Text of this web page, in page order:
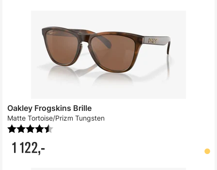
Oakley Frogskins Brille
Matte Tortoise/Prizm Tungsten
1 122,-
Karakter: